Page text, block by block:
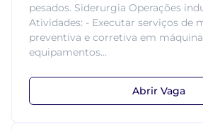
pesados. Siderurgia Operações
Atividades: - Executar serviços de
preventiva e corretiva em
equipamentos...
Abrir Vaga